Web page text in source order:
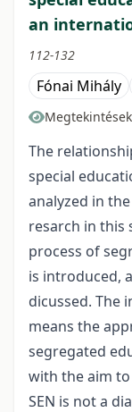
an
112-132
Fónai Mihály
The
special
analyzed in
resarch in this
process of
is introduced,
dicussed. The
means the
segregated
with the aim
SEN is not a